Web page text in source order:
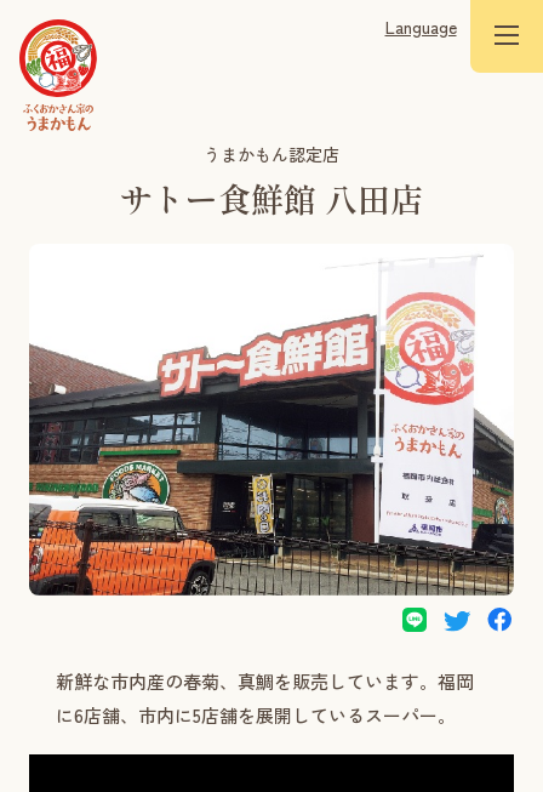
Language
うまかもん認定店
サトー食鮮館 八田店
新鮮な市内産の春菊、真鯛を販売しています。福岡
に6店舗、市内に5店舗を展開しているスーパー。